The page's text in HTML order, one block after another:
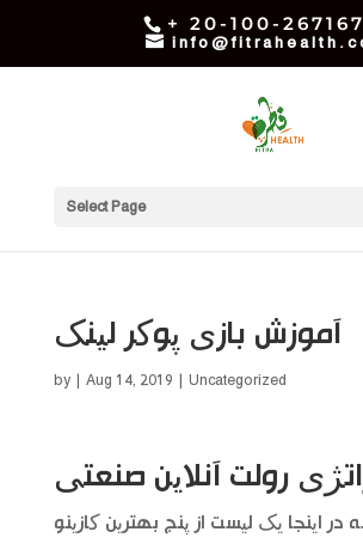
+ 20-100-
Select Page
آموزش بازی پوکر لینک
by Aug 14, 2019 | Uncategorized
رولت آنلاین صنعتی
در اینجا یک لیست از پنج بهترین کازینو